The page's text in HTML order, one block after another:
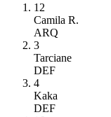
12
Camila R.
ARQ
3
Tarciane
DEF
4
Kaka
DEF